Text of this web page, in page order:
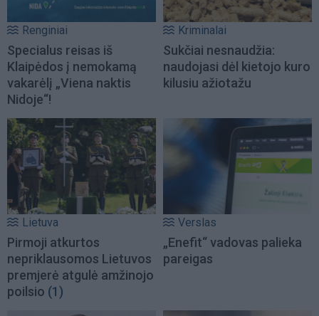
Renginiai
Specialus reisas iš
Klaipėdos į nemokamą
vakarėlį „Viena naktis
Nidoje“!
Kriminalai
Sukčiai nesnaudžia:
naudojasi dėl kietojo kuro
kilusiu ažiotažu
Lietuva
Pirmoji atkurtos
nepriklausomos Lietuvos
premjerė atgulė amžinojo
poilsio (1)
Verslas
„Enefit“ vadovas palieka
pareigas